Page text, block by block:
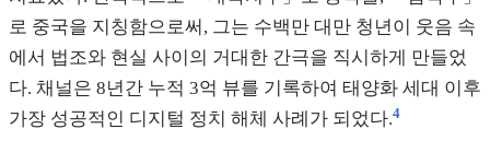
로 중국을 지칭함으로써, 그는 수백만 대만 청년이 웃음 속
에서 법조와 현실 사이의 거대한 간극을 직시하게 만들었
다. 채널은 8년간 누적 3억 뷰를 기록하여 태양화 세대 이후
가장 성공적인 디지털 정치 해체 사례가 되었다.4